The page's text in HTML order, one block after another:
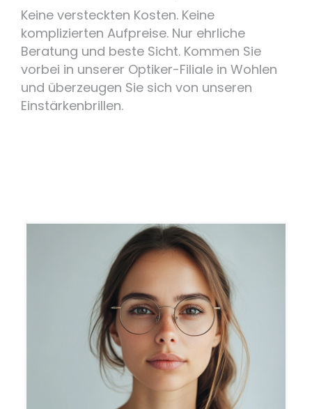
Keine versteckten Kosten. Keine
komplizierten Aufpreise. Nur ehrliche
Beratung und beste Sicht. Kommen Sie
vorbei in unserer Optiker-Filiale in Wohlen
und überzeugen Sie sich von unseren
Einstärkenbrillen.